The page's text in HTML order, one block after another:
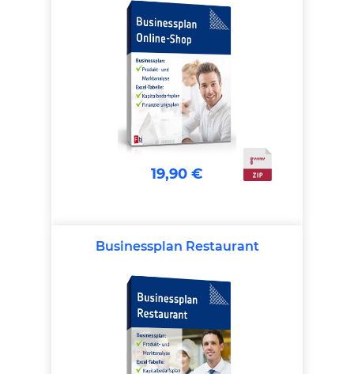
19,90 €
Businessplan Restaurant